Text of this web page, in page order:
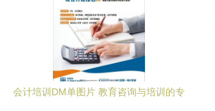
会计培训DM单图片 教育咨询与培训的专